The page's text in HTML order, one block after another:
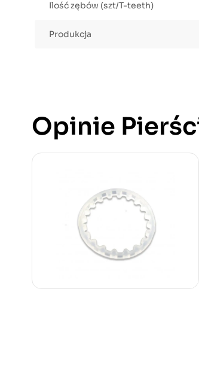
Ilość zębów (szt/T-teeth)
Produkcja
Opinie